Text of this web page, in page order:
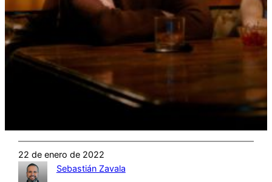
22 de enero de 2022
Sebastián Zavala